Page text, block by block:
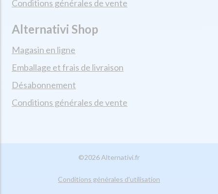
Conditions générales de vente
Alternativi Shop
Magasin en ligne
Emballage et frais de livraison
Désabonnement
Conditions générales de vente
©2026 Alternativi.fr
Conditions générales d'utilisation